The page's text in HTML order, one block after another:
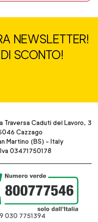
NEWSLETTER!
SCONTO!
Traversa Caduti del Lavoro, 3
Cazzago
Martino (BS) - Italy
03471750178
030 7751394